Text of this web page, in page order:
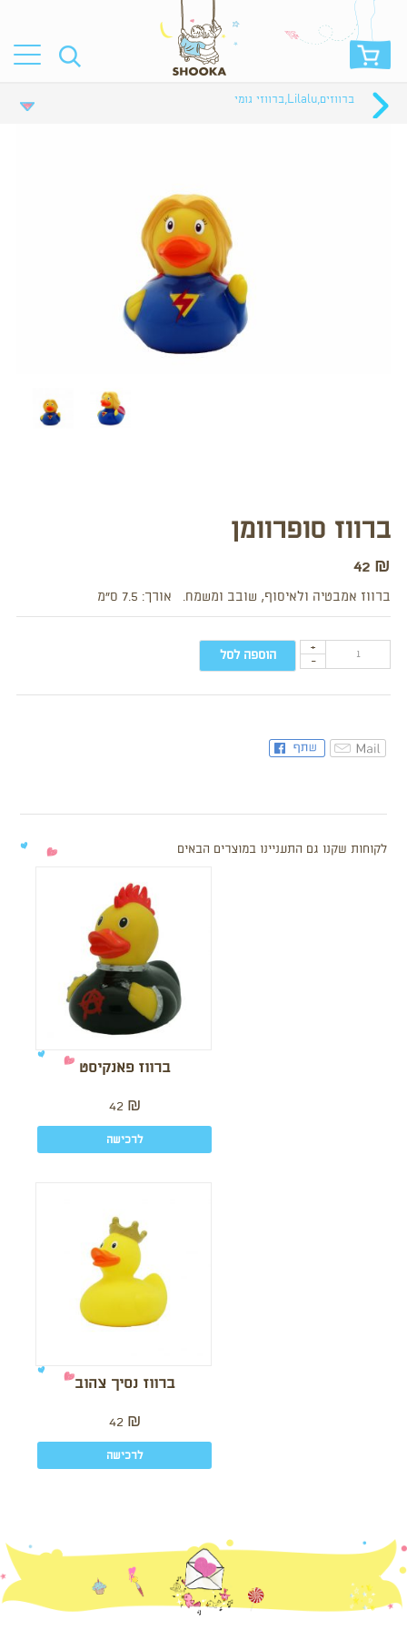
ברווזים,
Lilalu
,ברווזי גומי
ברווז סופרוומן
42 ₪
ברווז אמבטיה ולאיסוף, שובב ומשמח. אורך: 7.5 ס”מ
-
+ הוספה לסל
לקוחות שקנו גם התעניינו במוצרים הבאים
ברווז פאנקיסט
42 ₪
לרכישה
ברווז נסיך צהוב
42 ₪
לרכישה